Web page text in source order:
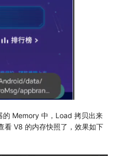
的 Memory 中，Load 拷贝出来
看 V8 的内存快照了，效果如下